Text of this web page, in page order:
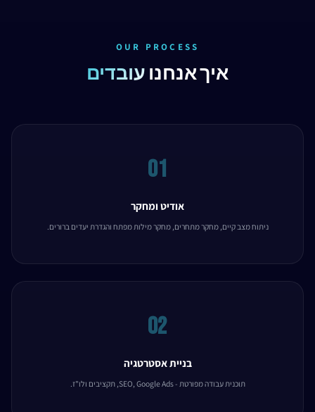
OUR PROCESS
איך אנחנו עובדים
01
אודיט ומחקר
ניתוח מצב קיים, מחקר מתחרים, מחקר מילות מפתח והגדרת יעדים ברורים.
02
בניית אסטרטגיה
תוכנית עבודה מפורטת - SEO, Google Ads, תקציבים ולו"ז.